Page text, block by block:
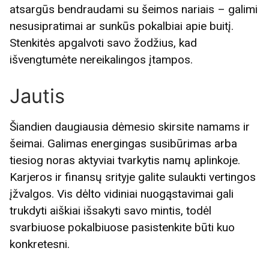
atsargūs bendraudami su šeimos nariais – galimi
nesusipratimai ar sunkūs pokalbiai apie buitį.
Stenkitės apgalvoti savo žodžius, kad
išvengtumėte nereikalingos įtampos.
Jautis
Šiandien daugiausia dėmesio skirsite namams ir
šeimai. Galimas energingas susibūrimas arba
tiesiog noras aktyviai tvarkytis namų aplinkoje.
Karjeros ir finansų srityje galite sulaukti vertingos
įžvalgos. Vis dėlto vidiniai nuogąstavimai gali
trukdyti aiškiai išsakyti savo mintis, todėl
svarbiuose pokalbiuose pasistenkite būti kuo
konkretesni.